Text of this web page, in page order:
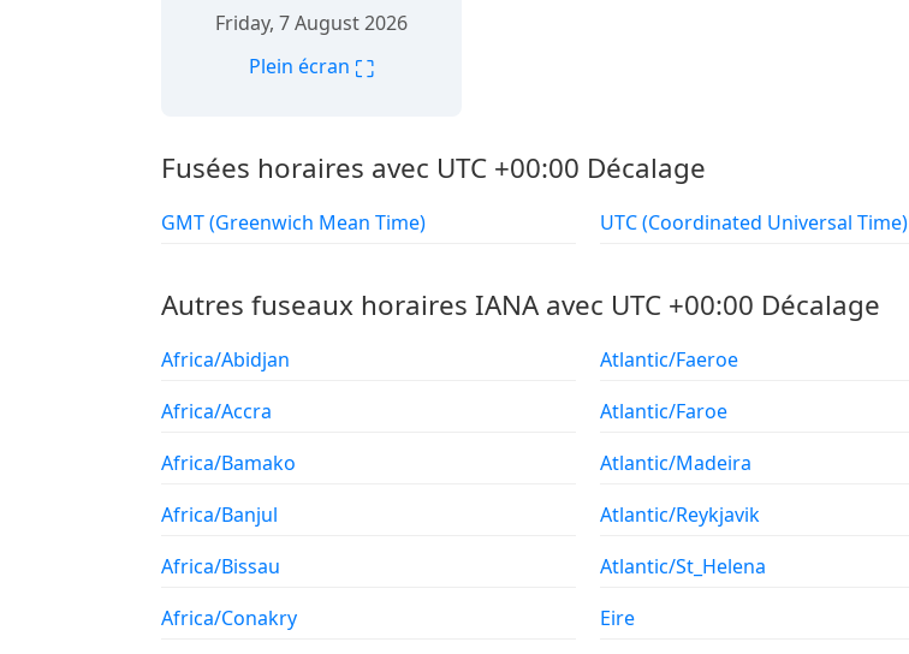
Friday, 7 August 2026
Plein écran ⛶
Fusées horaires avec UTC +00:00 Décalage
GMT (Greenwich Mean Time) UTC (Coordinated Universal Time)
Autres fuseaux horaires IANA avec UTC +00:00 Décalage
Africa/Abidjan
Africa/Accra
Africa/Bamako
Africa/Banjul
Africa/Bissau
Africa/Conakry
Atlantic/Faeroe
Atlantic/Faroe
Atlantic/Madeira
Atlantic/Reykjavik
Atlantic/St_Helena
Eire